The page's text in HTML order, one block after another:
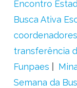
Encontro
Busca Ativa
transferência
Funpaes
Semana da